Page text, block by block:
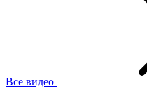
Все видео